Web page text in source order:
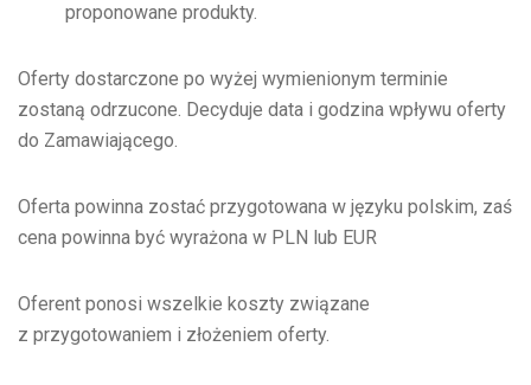
proponowane produkty.
Oferty dostarczone po wyżej wymienionym terminie
zostaną odrzucone. Decyduje data i godzina wpływu oferty
do Zamawiającego.
Oferta powinna zostać przygotowana w języku polskim, zaś
cena powinna być wyrażona w PLN lub EUR
Oferent ponosi wszelkie koszty związane
z przygotowaniem i złożeniem oferty.